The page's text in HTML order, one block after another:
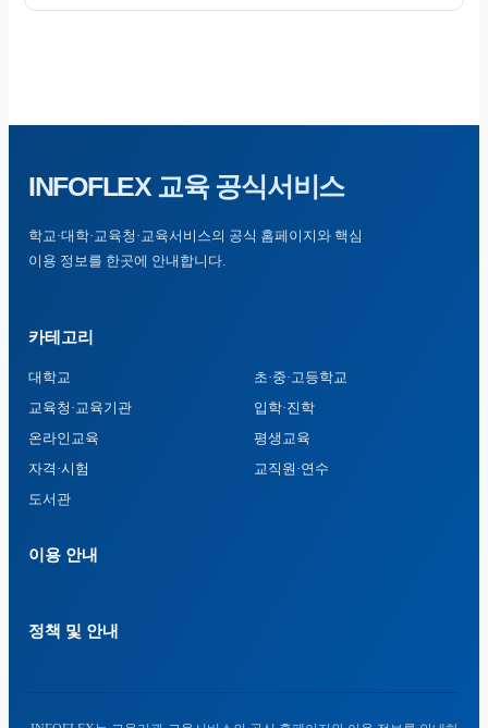
INFOFLEX 교육 공식서비스
학교·대학·교육청·교육서비스의 공식 홈페이지와 핵심
이용 정보를 한곳에 안내합니다.
카테고리
대학교
초·중·고등학교
교육청·교육기관
입학·진학
온라인교육
평생교육
자격·시험
교직원·연수
도서관
이용 안내
정책 및 안내